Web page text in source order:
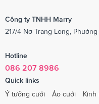
Công ty TNHH Marry
217/4 Nơ Trang Long,
Hotline
086 207 8986
Quick links
Ý tưởng cưới
Áo cưới Kinh